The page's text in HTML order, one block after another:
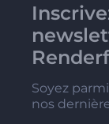
Soyez
nos